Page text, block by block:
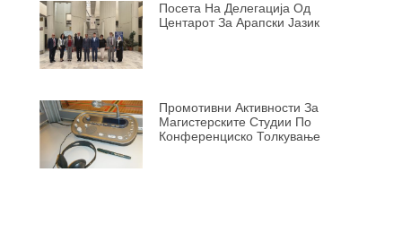
Посета На Делегација Од
Центарот За Арапски Јазик
Промотивни Активности За
Магистерските Студии По
Конференциско Толкување